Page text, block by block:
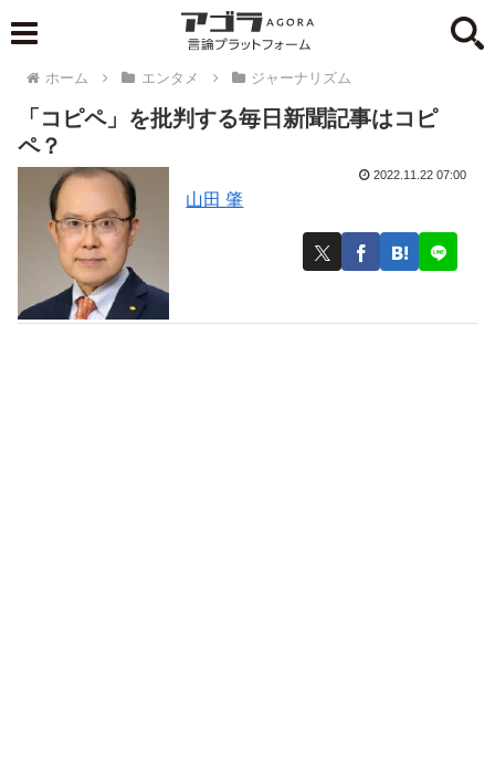
ホーム エンタメ ジャーナリズム
「コピペ」を批判する毎日新聞記事はコピ
ペ？
山田 肇
2022.11.22 07:00